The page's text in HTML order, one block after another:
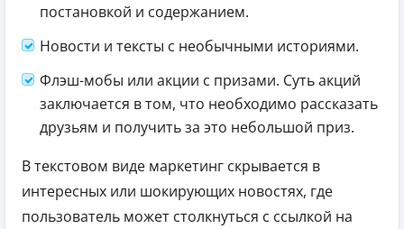
постановкой и содержанием.
Новости и тексты с необычными историями.
Флэш-мобы или акции с призами. Суть акций
заключается в том, что необходимо рассказать
друзьям и получить за это небольшой приз.
В текстовом виде маркетинг скрывается в
интересных или шокирующих новостях, где
пользователь может столкнуться с ссылкой на